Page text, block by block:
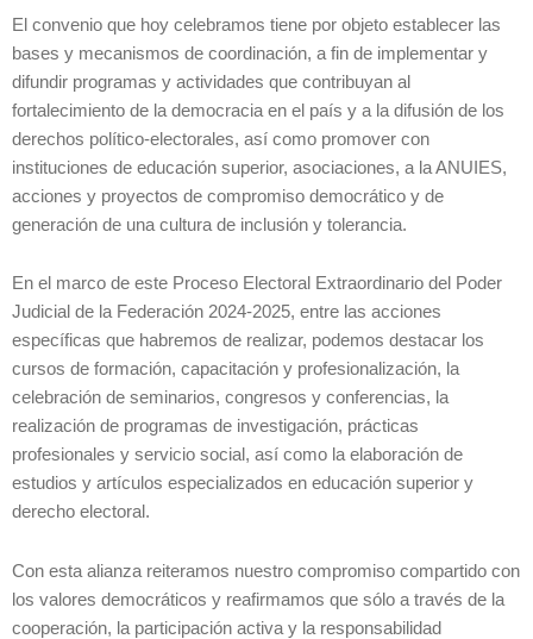
El convenio que hoy celebramos tiene por objeto establecer las
bases y mecanismos de coordinación, a fin de implementar y
difundir programas y actividades que contribuyan al
fortalecimiento de la democracia en el país y a la difusión de los
derechos político-electorales, así como promover con
instituciones de educación superior, asociaciones, a la ANUIES,
acciones y proyectos de compromiso democrático y de
generación de una cultura de inclusión y tolerancia.
En el marco de este Proceso Electoral Extraordinario del Poder
Judicial de la Federación 2024-2025, entre las acciones
específicas que habremos de realizar, podemos destacar los
cursos de formación, capacitación y profesionalización, la
celebración de seminarios, congresos y conferencias, la
realización de programas de investigación, prácticas
profesionales y servicio social, así como la elaboración de
estudios y artículos especializados en educación superior y
derecho electoral.
Con esta alianza reiteramos nuestro compromiso compartido con
los valores democráticos y reafirmamos que sólo a través de la
cooperación, la participación activa y la responsabilidad